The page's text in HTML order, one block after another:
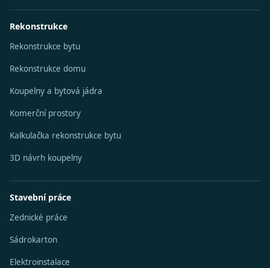
Rekonstrukce
Rekonstrukce bytu
Rekonstrukce domu
Koupelny a bytová jádra
Komerční prostory
Kalkulačka rekonstrukce bytu
3D návrh koupelny
Stavební práce
Zednické práce
Sádrokarton
Elektroinstalace